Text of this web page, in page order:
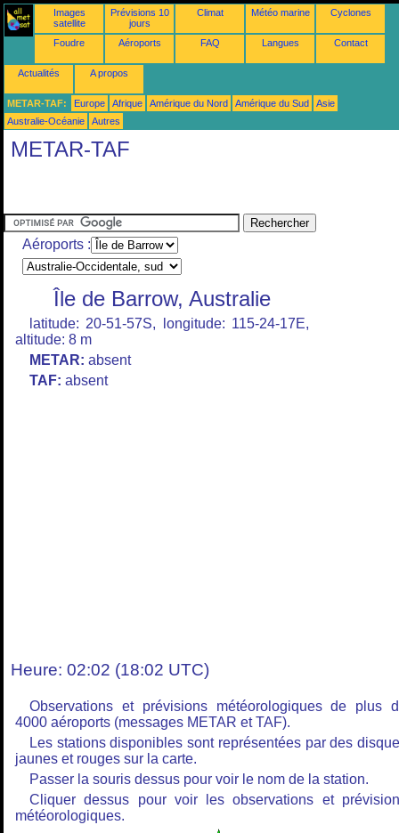
Images
satellite
Prévisions 10
jours
Climat Météo marine Cyclones
Foudre Aéroports FAQ Langues Contact
Actualités A propos
METAR-TAF: Europe Afrique Amérique du Nord Amérique du Sud
Asie
Australie-Océanie
Autres
METAR-TAF
Aéroports :
Île de Barrow, Australie
latitude: 20-51-57S, longitude: 115-24-17E,
altitude: 8 m
METAR: absent
TAF: absent
Heure: 02:02 (18:02 UTC)
Observations et prévisions météorologiques de plus
4000 aéroports (messages METAR et TAF).
Les stations disponibles sont représentées par des
jaunes et rouges sur la carte.
Passer la souris dessus pour voir le nom de la station.
Cliquer dessus pour voir les observations et
météorologiques.